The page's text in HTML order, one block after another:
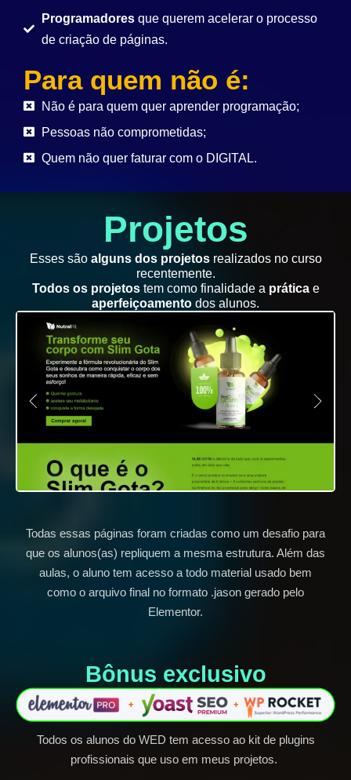
Programadores que querem acelerar o processo
de criação de páginas.
Para quem não é:
Não é para quem quer aprender programação;
Pessoas não comprometidas;
Quem não quer faturar com o DIGITAL.
Projetos
Esses sãoalguns dos projetosrealizados no curso
recentemente.
Todos os projetos tem como finalidade a prática e
aperfeiçoamento dos alunos.
Todas essas páginas foram criadas como um desafio para
que os alunos(as) repliquem a mesma estrutura. Além das
aulas, o aluno tem acesso a todo material usado bem
como o arquivo final no formato .jason gerado pelo
Elementor.
Bônus exclusivo​
Todos os alunos do WED tem acesso ao kit de plugins
profissionais que uso em meus projetos.